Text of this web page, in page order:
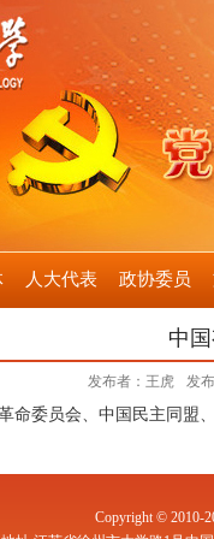
人大代表 政协委员
中
发布者：王虎 发
命委员会、中国民主同
Copyright © 2010-